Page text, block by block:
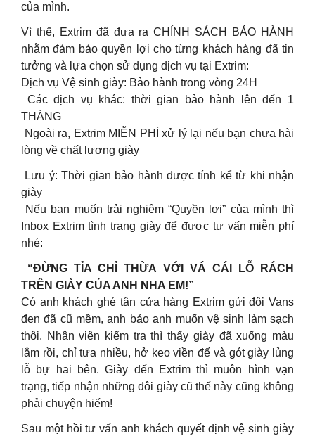
của mình.
Vì thế, Extrim đã đưa ra CHÍNH SÁCH BẢO HÀNH
nhằm đảm bảo quyền lợi cho từng khách hàng đã tin
tưởng và lựa chọn sử dụng dịch vụ tại Extrim:
Dịch vụ Vệ sinh giày: Bảo hành trong vòng 24H
Các dịch vụ khác: thời gian bảo hành lên đến 1
THÁNG
Ngoài ra, Extrim MIỄN PHÍ xử lý lại nếu bạn chưa hài
lòng về chất lượng giày
Lưu ý: Thời gian bảo hành được tính kể từ khi nhận
giày
Nếu bạn muốn trải nghiệm “Quyền lợi” của mình thì
Inbox Extrim tình trạng giày để được tư vấn miễn phí
nhé:
“ĐỪNG TỈA CHỈ THỪA VỚI VÁ CÁI LỖ RÁCH
TRÊN GIÀY CỦA ANH NHA EM!”
Có anh khách ghé tận cửa hàng Extrim gửi đôi Vans
đen đã cũ mềm, anh bảo anh muốn vệ sinh làm sạch
thôi. Nhân viên kiểm tra thì thấy giày đã xuống màu
lắm rồi, chỉ tưa nhiều, hở keo viền đế và gót giày lủng
lỗ bự hai bên. Giày đến Extrim thì muôn hình vạn
trạng, tiếp nhận những đôi giày cũ thế này cũng không
phải chuyện hiếm!
Sau một hồi tư vấn anh khách quyết định vệ sinh giày